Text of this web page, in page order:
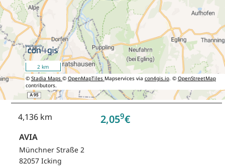
4,136 km 2,059€
AVIA
Münchner Straße 2
82057 Icking
2 km
© Stadia Maps © OpenMapTiles Mapservices via con4gis.io. © OpenStreetMap
contributors.